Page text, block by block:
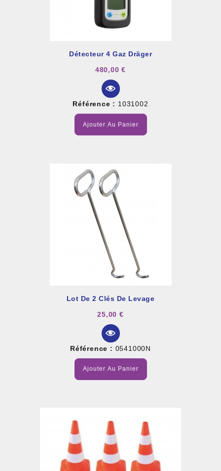
Détecteur 4 Gaz Dräger
480,00 €
Référence : 1031002
Ajouter Au Panier
Lot De 2 Clés De Levage
25,00 €
Référence : 0541000N
Ajouter Au Panier